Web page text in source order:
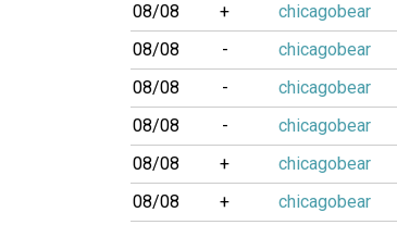
08/08
+ chicagobear
08/08
- chicagobear
08/08
- chicagobear
08/08
- chicagobear
08/08
+ chicagobear
08/08
+ chicagobear